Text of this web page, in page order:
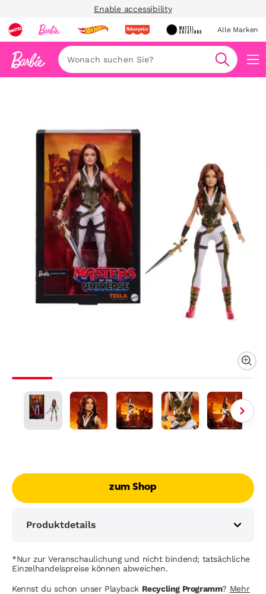
Enable accessibility
Alle Marken
Suche
zum Shop
Produktdetails
*Nur zur Veranschaulichung und nicht bindend; tatsächliche
Einzelhandelspreise können abweichen.
Kennst du schon unser Playback Recycling Programm? Mehr